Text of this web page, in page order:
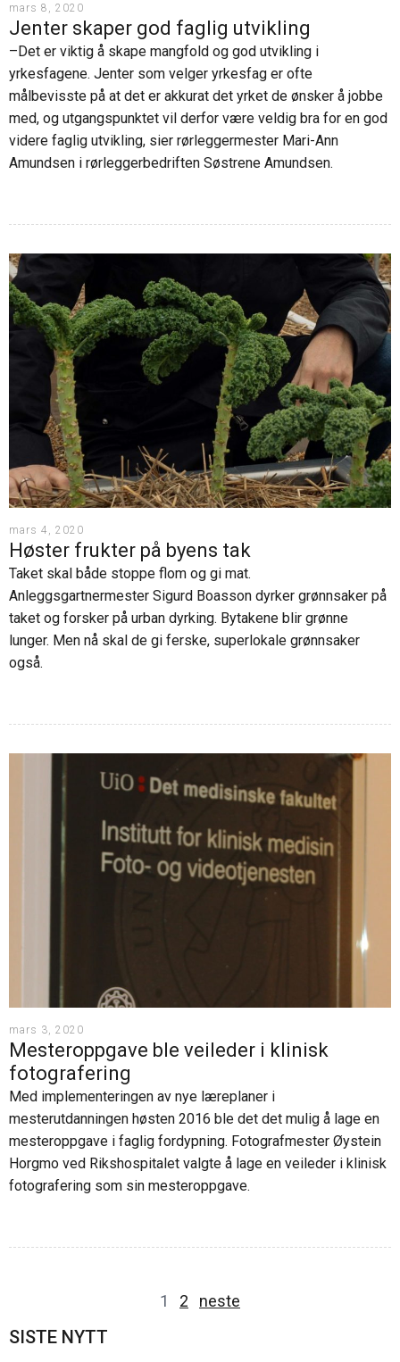
mars 8, 2020
Jenter skaper god faglig utvikling
–Det er viktig å skape mangfold og god utvikling i
yrkesfagene. Jenter som velger yrkesfag er ofte
målbevisste på at det er akkurat det yrket de ønsker å jobbe
med, og utgangspunktet vil derfor være veldig bra for en god
videre faglig utvikling, sier rørleggermester Mari-Ann
Amundsen i rørleggerbedriften Søstrene Amundsen.
mars 4, 2020
Høster frukter på byens tak
Taket skal både stoppe flom og gi mat.
Anleggsgartnermester Sigurd Boasson dyrker grønnsaker på
taket og forsker på urban dyrking. Bytakene blir grønne
lunger. Men nå skal de gi ferske, superlokale grønnsaker
også.
mars 3, 2020
Mesteroppgave ble veileder i klinisk
fotografering
Med implementeringen av nye læreplaner i
mesterutdanningen høsten 2016 ble det det mulig å lage en
mesteroppgave i faglig fordypning. Fotografmester Øystein
Horgmo ved Rikshospitalet valgte å lage en veileder i klinisk
fotografering som sin mesteroppgave.
1 2 neste
SISTE NYTT